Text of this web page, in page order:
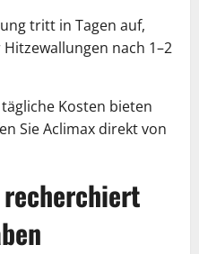
tritt in Tagen auf,
nach 1–2
Kosten bieten
Sie Aclimax direkt von